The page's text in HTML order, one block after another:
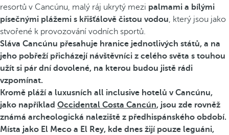
resortů v Cancúnu, malý ráj ukrytý mezi palmami a bílými
písečnými plážemi s křišťálově čistou vodou, který jsou jako
stvořené k provozování vodních sportů.
Sláva Cancúnu přesahuje hranice jednotlivých států, a na
jeho pobřeží přicházejí návštěvníci z celého světa s touhou
užít si pár dní dovolené, na kterou budou jistě rádi
vzpomínat.
Kromě pláží a luxusních all inclusive hotelů v Cancúnu,
jako například Occidental Costa Cancún, jsou zde rovněž
známá archeologická naleziště z předhispánského období.
Místa jako El Meco a El Rey, kde dnes žijí pouze leguáni,